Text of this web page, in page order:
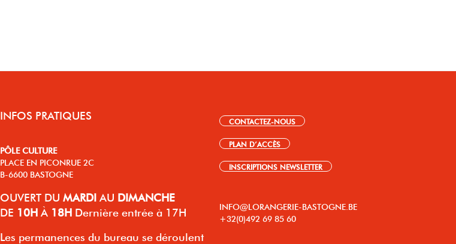
INFOS PRATIQUES
PÔLE CULTURE
PLACE EN PICONRUE 2C
B-6600 BASTOGNE
OUVERT DU MARDI AU DIMANCHE
DE 10H À 18H Dernière entrée à 17H
Les permanences du bureau se déroulent
CONTACTEZ-NOUS
PLAN D’ACCÈS
INSCRIPTIONS NEWSLETTER
INFO@LORANGERIE-BASTOGNE.BE
+32(0)492 69 85 60